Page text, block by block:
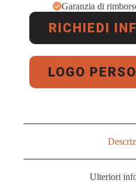
Garanzia di
RICHIEDI
LOGO
Ulteriori